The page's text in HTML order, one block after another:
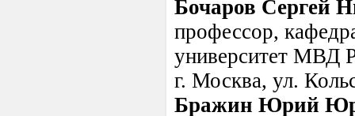
Бочаров Сергей
профессор,
университет МВД
г. Москва, ул.
Бражин Юрий